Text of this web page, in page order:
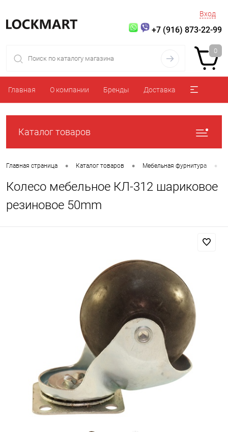
Вход
+7 (916) 873-22-99
0
Главная О компании Бренды Доставка
Каталог товаров
Главная страница • Каталог товаров • Мебельная фурнитура •
Колесо мебельное КЛ-312 шариковое
резиновое 50mm